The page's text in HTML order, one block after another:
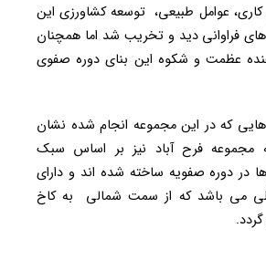
عوامل طبیعی، توسعه کشاورزی این
فراوانی دید و تخریب شد اما همچنان
عظمت و شکوه این بنای دوره صفوی
که در این مجموعه انجام شده نشان
فرح آباد نیز بر اساس سبک
در دوره صفویه ساخته شده اند و دارای
می باشد که از سمت شمالی به کاخ